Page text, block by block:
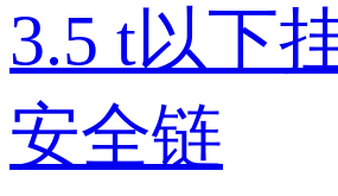
3.5 t以下
安全链